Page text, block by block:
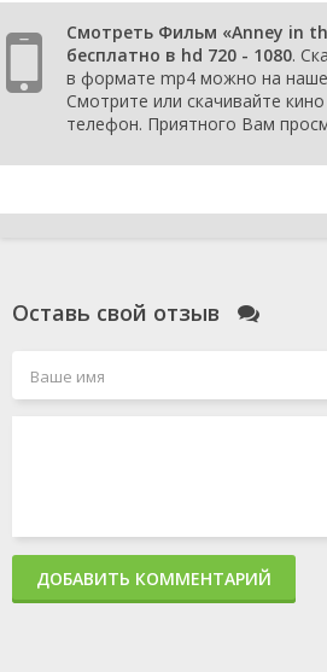
Смотреть Фильм «Anney in
бесплатно в hd 720 - 1080.
в формате mp4 можно на
Смотрите или скачивайте
телефон. Приятного Вам
Оставь свой отзыв
ДОБАВИТЬ КОММЕНТАРИЙ